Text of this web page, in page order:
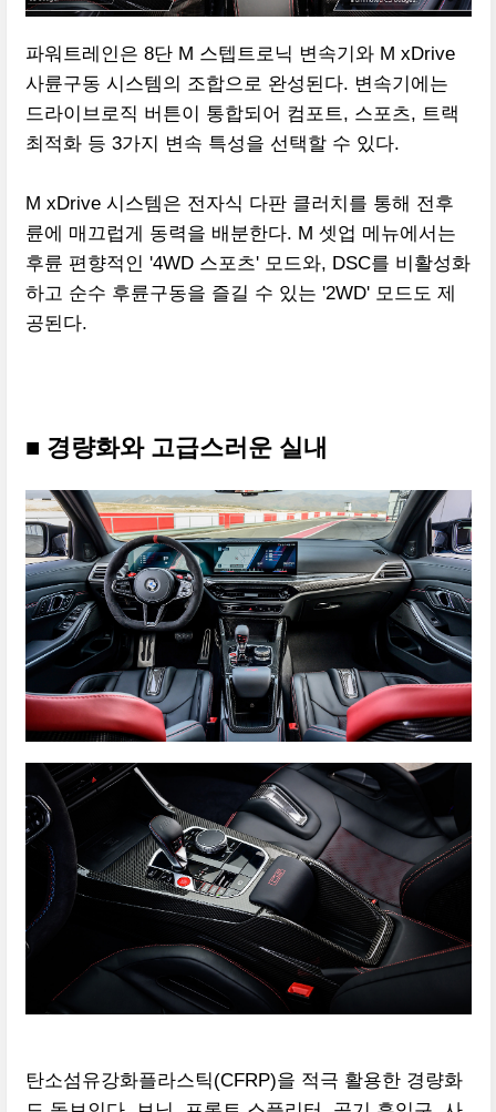
파워트레인은 8단 M 스텝트로닉 변속기와 M xDrive
사륜구동 시스템의 조합으로 완성된다. 변속기에는
드라이브로직 버튼이 통합되어 컴포트, 스포츠, 트랙
최적화 등 3가지 변속 특성을 선택할 수 있다.
M xDrive 시스템은 전자식 다판 클러치를 통해 전후
륜에 매끄럽게 동력을 배분한다. M 셋업 메뉴에서는
후륜 편향적인 '4WD 스포츠' 모드와, DSC를 비활성화
하고 순수 후륜구동을 즐길 수 있는 '2WD' 모드도 제
공된다.
■ 경량화와 고급스러운 실내
탄소섬유강화플라스틱(CFRP)을 적극 활용한 경량화